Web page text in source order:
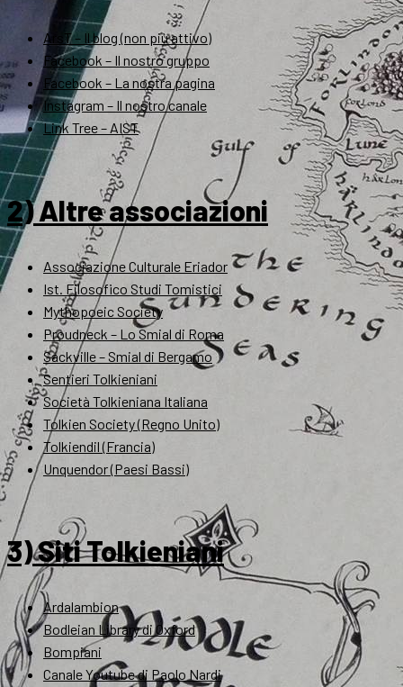
ArsT – Il blog (non più attivo)
Facebook – Il nostro gruppo
Facebook – La nostra pagina
Instagram – Il nostro canale
Link Tree – AIST
2) Altre associazioni
Associazione Culturale Eriador
Ist. Filosofico Studi Tomistici
Mythopoeic Society
Proudneck – Lo Smial di Roma
Sackville – Smial di Bergamo
Sentieri Tolkieniani
Società Tolkieniana Italiana
Tolkien Society (Regno Unito)
Tolkiendil (Francia)
Unquendor (Paesi Bassi)
3) Siti Tolkieniani
Ardalambion
Bodleian Library di Oxford
Bompiani
Canale Youtube di Paolo Nardi